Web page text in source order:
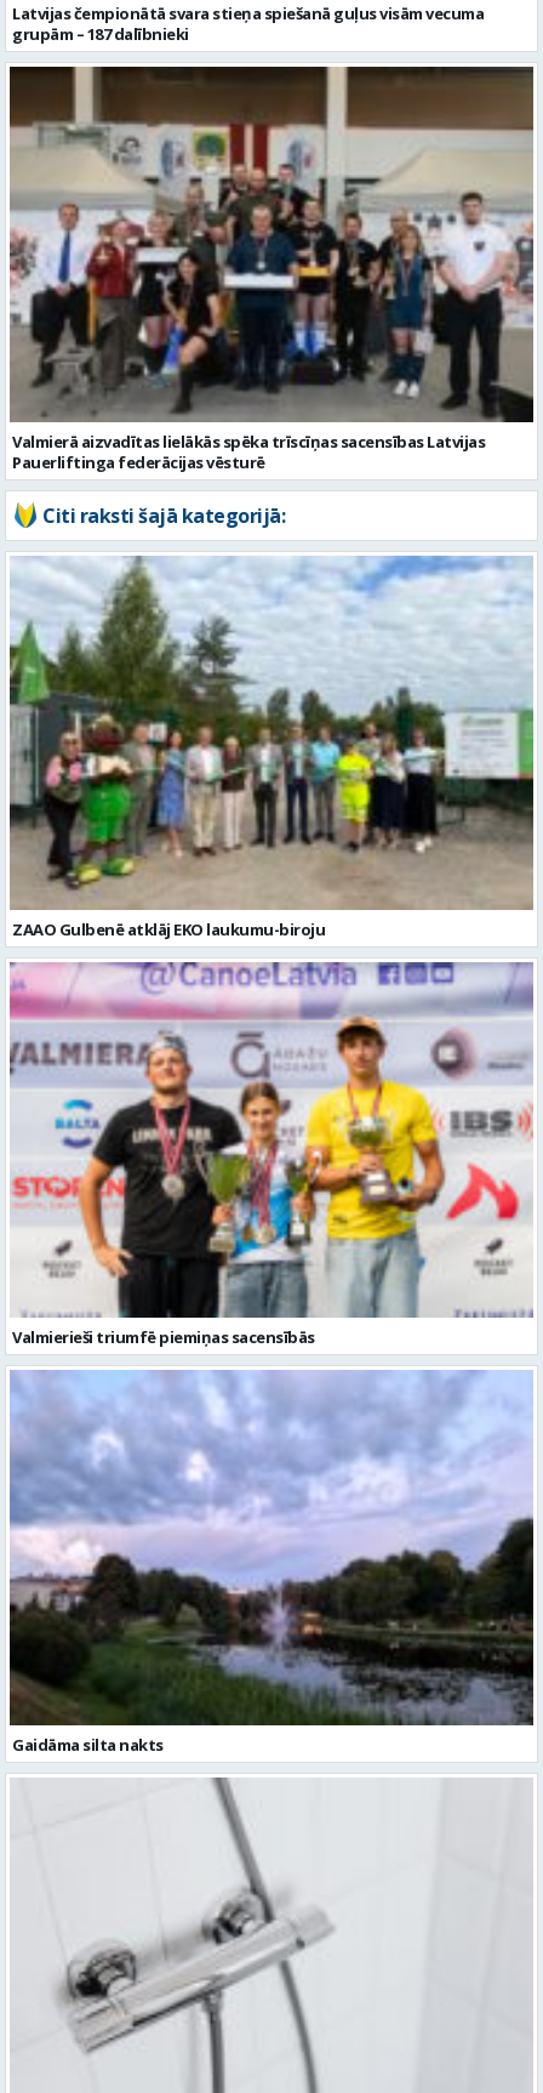
Valmierā aizvadītas lielākās spēka trīscīņas sacensības Latvijas
Pauerliftinga federācijas vēsturē
Citi raksti šajā kategorijā:
ZAAO Gulbenē atklāj EKO laukumu-biroju
Valmierieši triumfē piemiņas sacensībās
Gaidāma silta nakts
Ceturtdien iespējami dzeramā ūdens padeves pārtraukumi vairākās
vietās Valmierā